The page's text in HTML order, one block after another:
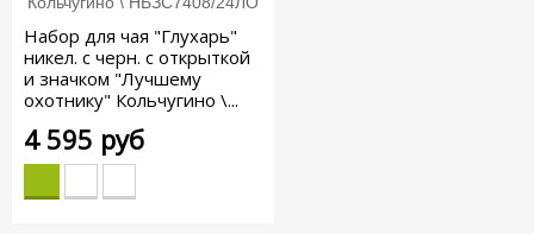
Набор для чая "Глухарь"
никел. с черн. с открыткой
и значком "Лучшему
охотнику" Кольчугино \...
4 595 руб